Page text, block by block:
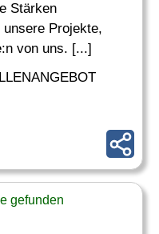
Stärken
Projekte,
von uns. [...]
gefunden